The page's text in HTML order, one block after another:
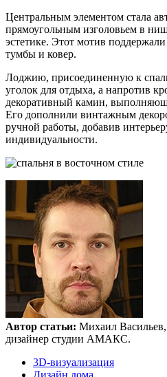
Центральным элементом стала
прямоугольным изголовьем в
эстетике. Этот мотив
тумбы и ковер.
Лоджию, присоединенную к
уголок для отдыха, а напротив
декоративный камин,
Его дополнили винтажным
ручной работы, добавив
индивидуальности.
Автор статьи: Михаил Васильев,
дизайнер студии АМАКС.
3D-визуализация
Дизайн дома